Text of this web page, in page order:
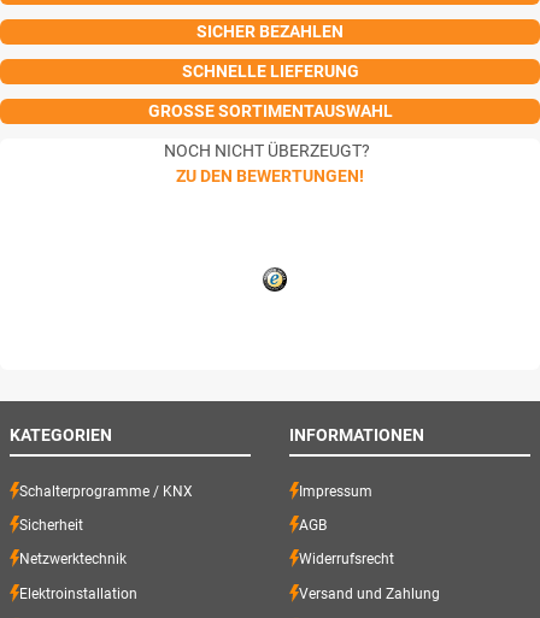
SICHER BEZAHLEN
SCHNELLE LIEFERUNG
GROSSE SORTIMENTAUSWAHL
NOCH NICHT ÜBERZEUGT?
ZU DEN BEWERTUNGEN!
KATEGORIEN
Schalterprogramme / KNX
Sicherheit
Netzwerktechnik
Elektroinstallation
INFORMATIONEN
Impressum
AGB
Widerrufsrecht
Versand und Zahlung